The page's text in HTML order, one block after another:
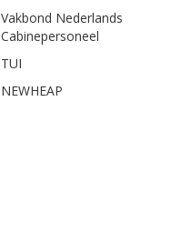
Vakbond Nederlands
Cabinepersoneel
TUI
NEWHEAP